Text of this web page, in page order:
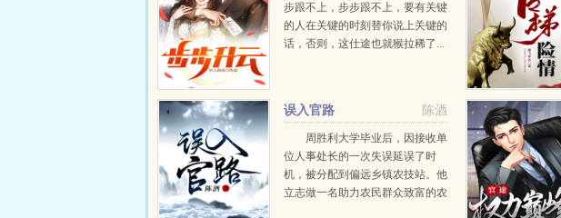
步跟不上，步步跟不上，要有关键
的人在关键的时刻替你说上关键的
话，否则，这仕途也就猴拉稀了...
陈酒
误入官路
周胜利大学毕业后，因接收单
位人事处长的一次失误延误了时
机，被分配到偏远乡镇农技站。他
立志做一名助力农民群众致富的农